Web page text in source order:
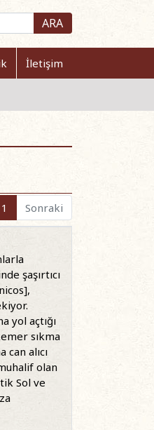
ARA
İletişim
1 Sonraki
şaşırtıcı
yol açtığı
sıkma
alıcı
olan
Sol ve